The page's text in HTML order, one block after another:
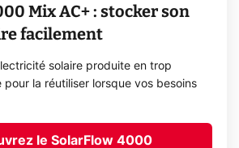
Mix AC+ : stocker son
facilement
solaire produite en trop
pour la réutiliser lorsque vos besoins
le SolarFlow 4000